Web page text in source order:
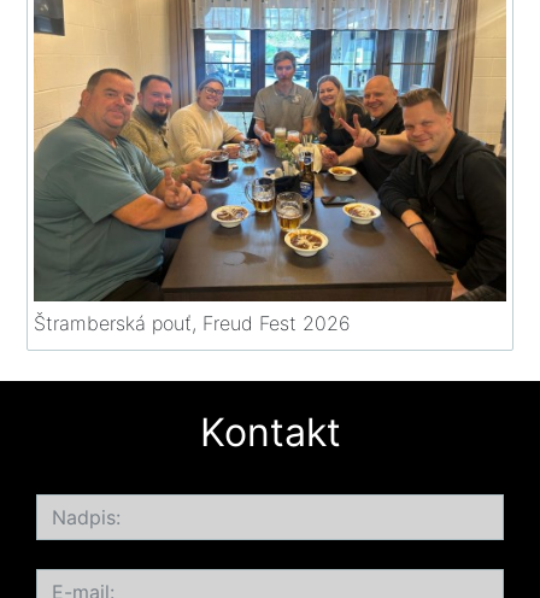
Štramberská pouť, Freud Fest 2026
Kontakt